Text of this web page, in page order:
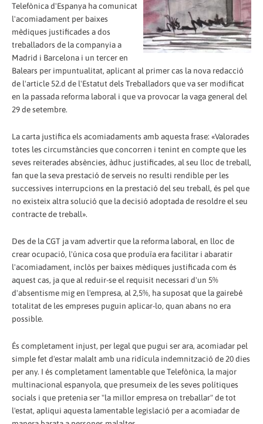
Telefònica d'Espanya ha comunicat
l'acomiadament per baixes
mèdiques justificades a dos
treballadors de la companyia a
Madrid i Barcelona i un tercer en
Balears per impuntualitat, aplicant al primer cas la nova redacció
de l'article 52.d de l'Estatut dels Treballadors que va ser modificat
en la passada reforma laboral i que va provocar la vaga general del
29 de setembre.
La carta justifica els acomiadaments amb aquesta frase: «Valorades
totes les circumstàncies que concorren i tenint en compte que les
seves reitera­des absències, àdhuc justificades, al seu lloc de treball,
fan que la seva prestació de serveis no resulti rendible per les
successives interrup­cions en la prestació del seu treball, és pel que
no existeix altra solució que la decisió adoptada de resoldre el seu
contracte de treball».
Des de la CGT ja vam advertir que la reforma laboral, en lloc de
crear ocupació, l'única cosa que produïa era facilitar i abaratir
l'acomiadament, inclòs per baixes mèdiques justificada com és
aquest cas, ja que al reduir-se el requisit necessari d'un 5%
d'absentisme mig en l'empresa, al 2,5%, ha suposat que la gairebé
totalitat de les empreses puguin aplicar-lo, quan abans no era
possible.
És completament injust, per legal que pugui ser ara, acomiadar pel
simple fet d'estar malalt amb una ridícula indemnització de 20 dies
per any. I és completament lamentable que Telefònica, la major
multinacional espanyola, que presumeix de les seves polítiques
socials i que pretenia ser "la millor empresa on treballar" de tot
l'estat, apliqui aquesta lamentable legislació per a acomiadar de